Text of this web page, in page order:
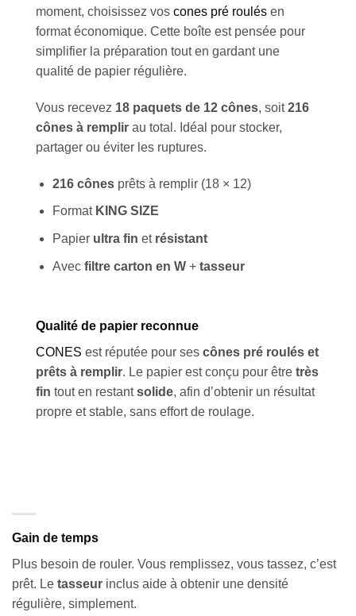
moment, choisissez vos cones pré roulés en
format économique. Cette boîte est pensée pour
simplifier la préparation tout en gardant une
qualité de papier régulière.
Vous recevez 18 paquets de 12 cônes, soit216
cônes à remplir au total. Idéal pour stocker,
partager ou éviter les ruptures.
216 cônesprêts à remplir (18 × 12)
Format KING SIZE
Papier ultra fin et résistant
Avec filtre carton en W+ tasseur
Qualité de papier reconnue
CONES est réputée pour ses cônes pré roulés et
prêts à remplir. Le papier est conçu pour être très
fin tout en restantsolide, afin d’obtenir un résultat
propre et stable, sans effort de roulage.
Gain de temps
Plus besoin de rouler. Vous remplissez, vous tassez, c’est
prêt. Le tasseur inclus aide à obtenir une densité
régulière, simplement.